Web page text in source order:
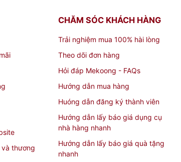
thương
CHĂM SÓC KHÁCH HÀNG
Trải nghiệm mua 100% hài lòng
Theo dõi đơn hàng
Hỏi đáp Mekoong - FAQs
Hướng dẫn mua hàng
Huóng dẫn đăng ký thành viên
Hướng dẫn lấy báo giá dụng cụ
nhà hàng nhanh
Hướng dẫn lấy báo giá quà tặng
nhanh